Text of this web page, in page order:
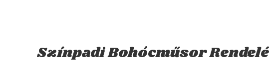
Színpadi Bohócműsor